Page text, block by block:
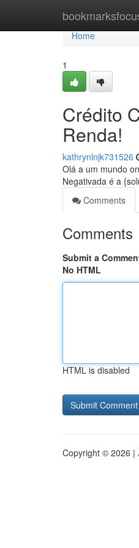
Home
Home
1
Crédito
Renda!
kathrynlnjk731526
Olá a um mundo
Negativada é a
Comments
Comments
Submit a
No HTML
HTML is disabled
Copyright © 2026 |